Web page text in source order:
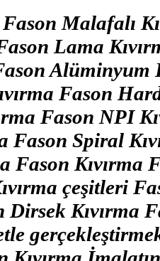
Malafalı
Lama
Alüminyum
Fason
Fason NPI
Fason Spiral
Fason Kıvırma
çeşitleri
Kıvırma